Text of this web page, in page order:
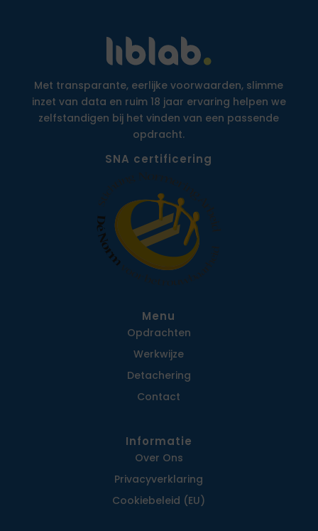
Met transparante, eerlijke voorwaarden, slimme
inzet van data en ruim 18 jaar ervaring helpen we
zelfstandigen bij het vinden van een passende
opdracht.
SNA certificering
Menu
Opdrachten
Werkwijze
Detachering
Contact
Informatie
Over Ons
Privacy­verklaring
Cookiebeleid (EU)